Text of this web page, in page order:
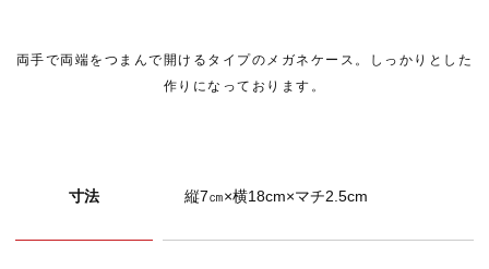
両手で両端をつまんで開けるタイプのメガネケース。しっかりとした
作りになっております。
寸法 縦7㎝×横18cm×マチ2.5cm